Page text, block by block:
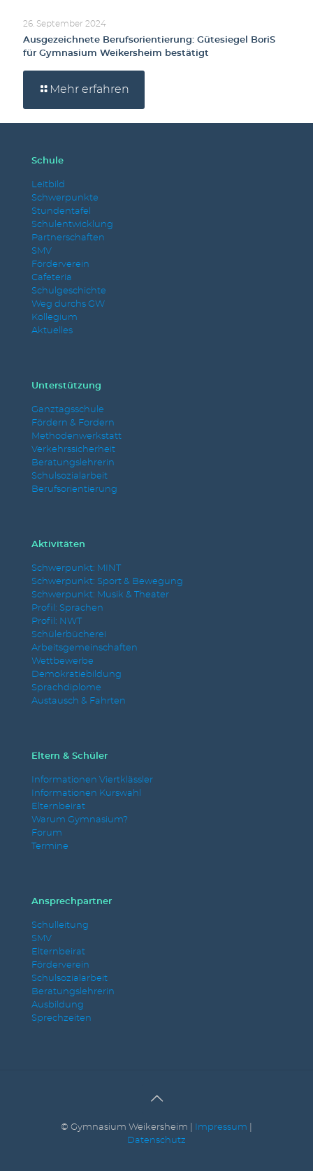
26. September 2024
Ausgezeichnete Berufsorientierung: Gütesiegel BoriS
für Gymnasium Weikersheim bestätigt
Mehr erfahren
Schule
Leitbild
Schwerpunkte
Stundentafel
Schulentwicklung
Partnerschaften
SMV
Förderverein
Cafeteria
Schulgeschichte
Weg durchs GW
Kollegium
Aktuelles
Unterstützung
Ganztagsschule
Fördern & Fordern
Methodenwerkstatt
Verkehrssicherheit
Beratungslehrerin
Schulsozialarbeit
Berufsorientierung
Aktivitäten
Schwerpunkt: MINT
Schwerpunkt: Sport & Bewegung
Schwerpunkt: Musik & Theater
Profil: Sprachen
Profil: NWT
Schülerbücherei
Arbeitsgemeinschaften
Wettbewerbe
Demokratiebildung
Sprachdiplome
Austausch & Fahrten
Eltern & Schüler
Informationen Viertklässler
Informationen Kurswahl
Elternbeirat
Warum Gymnasium?
Forum
Termine
Ansprechpartner
Schulleitung
SMV
Elternbeirat
Förderverein
Schulsozialarbeit
Beratungslehrerin
Ausbildung
Sprechzeiten
© Gymnasium Weikersheim | Impressum
Datenschutz